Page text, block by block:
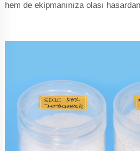
hem de ekipmanınıza olası